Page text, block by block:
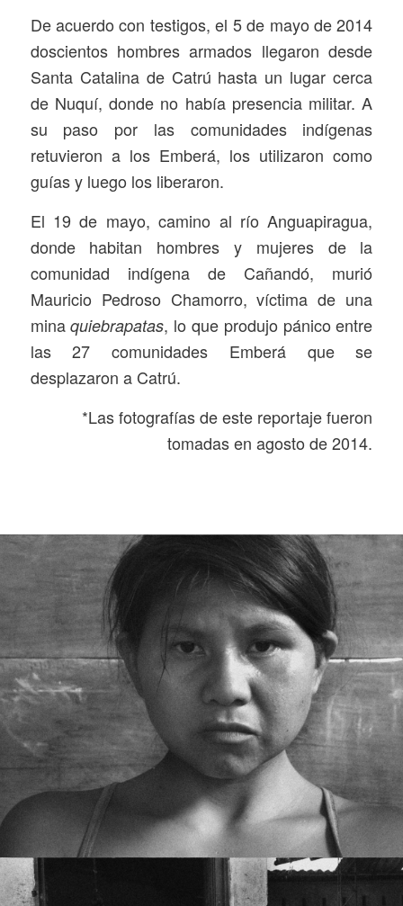
De acuerdo con testigos, el 5 de mayo de 2014
doscientos hombres armados llegaron desde
Santa Catalina de Catrú hasta un lugar cerca
de Nuquí, donde no había presencia militar. A
su paso por las comunidades indígenas
retuvieron a los Emberá, los utilizaron como
guías y luego los liberaron.
El 19 de mayo, camino al río Anguapiragua,
donde habitan hombres y mujeres de la
comunidad indígena de Cañandó, murió
Mauricio Pedroso Chamorro, víctima de una
minaquiebrapatas, lo que produjo pánico entre
las 27 comunidades Emberá que se
desplazaron a Catrú.
*Las fotografías de este reportaje fueron
tomadas en agosto de 2014.